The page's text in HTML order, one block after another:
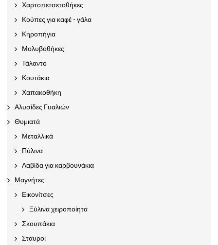
Χαρτοπετσετοθήκες
Κούπες για καφέ - γάλα
Κηροπήγια
Μολυβοθήκες
Τάλαντο
Κουτάκια
Χαπακοθήκη
Αλυσίδες Γυαλιών
Θυμιατά
Μεταλλικά
Πύλινα
Λαβίδα για καρβουνάκια
Μαγνήτες
Εικονίτσες
Ξύλινα χειροποίητα
Σκουπάκια
Σταυροί